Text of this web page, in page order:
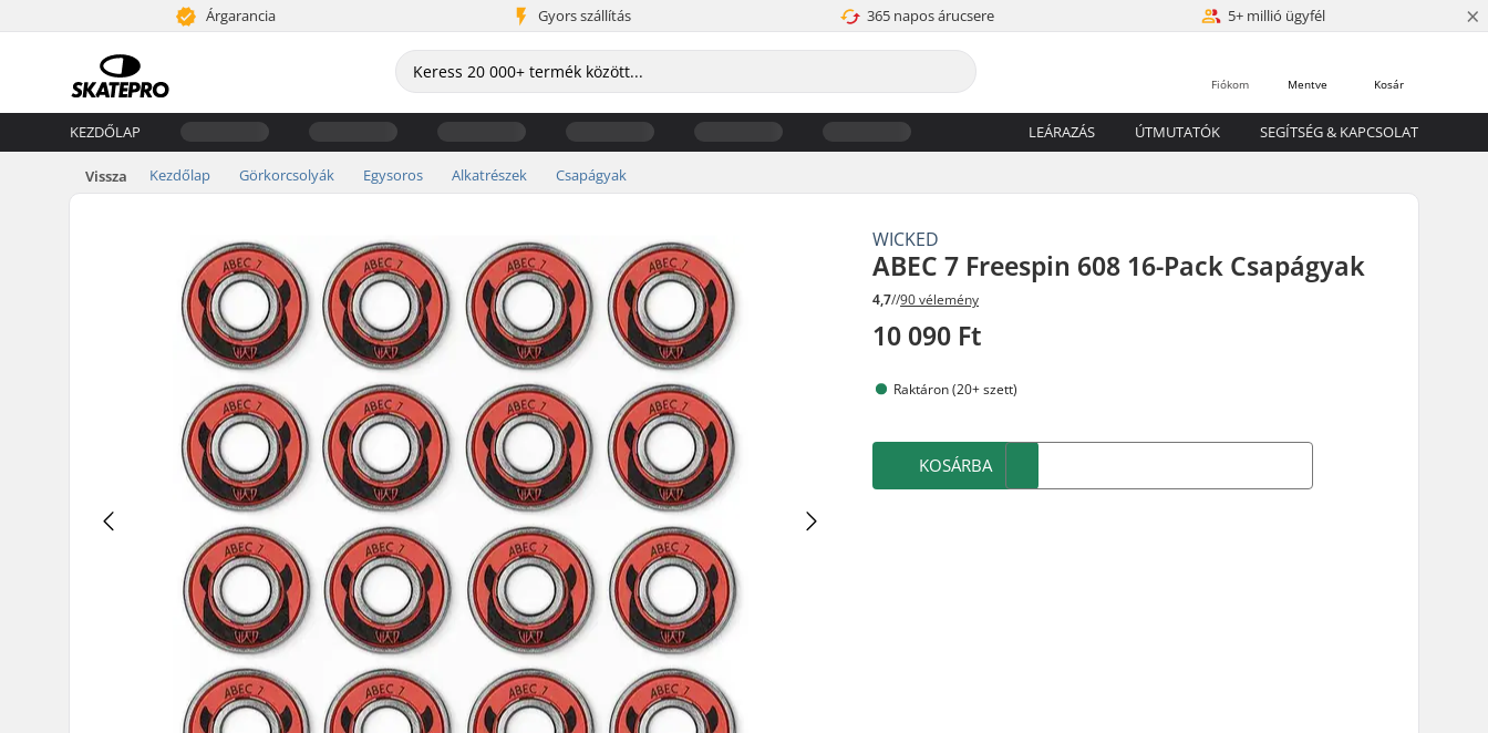
Árgarancia Gyors szállítás 365 napos árucsere 5+ millió ügyfél ×
Kosár
Mentve
Fiókom
KEZDŐLAP LEÁRAZÁS ÚTMUTATÓK SEGÍTSÉG & KAPCSOLAT
Vissza Kezdőlap Görkorcsolyák Egysoros Alkatrészek Csapágyak
WICKED
ABEC 7 Freespin 608 16-Pack Csapágyak
4,7//90 vélemény
10 090 Ft
Raktáron (20+ szett)
KOSÁRBA